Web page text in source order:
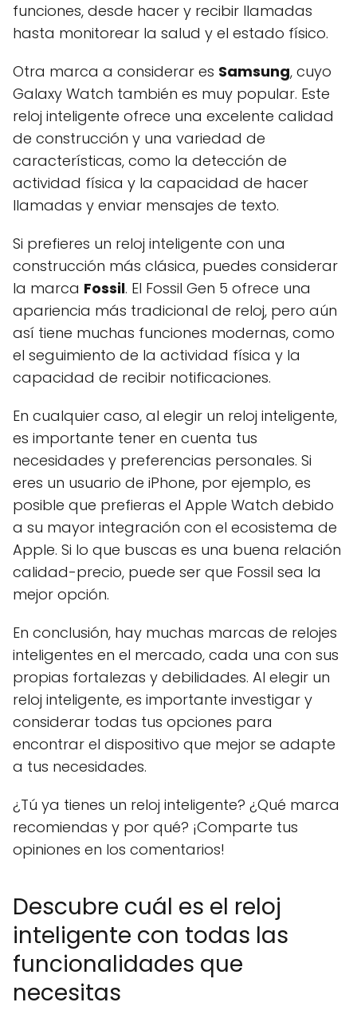
funciones, desde hacer y recibir llamadas
hasta monitorear la salud y el estado físico.
Otra marca a considerar es Samsung, cuyo
Galaxy Watch también es muy popular. Este
reloj inteligente ofrece una excelente calidad
de construcción y una variedad de
características, como la detección de
actividad física y la capacidad de hacer
llamadas y enviar mensajes de texto.
Si prefieres un reloj inteligente con una
construcción más clásica, puedes considerar
la marca Fossil. El Fossil Gen 5 ofrece una
apariencia más tradicional de reloj, pero aún
así tiene muchas funciones modernas, como
el seguimiento de la actividad física y la
capacidad de recibir notificaciones.
En cualquier caso, al elegir un reloj inteligente,
es importante tener en cuenta tus
necesidades y preferencias personales. Si
eres un usuario de iPhone, por ejemplo, es
posible que prefieras el Apple Watch debido
a su mayor integración con el ecosistema de
Apple. Si lo que buscas es una buena relación
calidad-precio, puede ser que Fossil sea la
mejor opción.
En conclusión, hay muchas marcas de relojes
inteligentes en el mercado, cada una con sus
propias fortalezas y debilidades. Al elegir un
reloj inteligente, es importante investigar y
considerar todas tus opciones para
encontrar el dispositivo que mejor se adapte
a tus necesidades.
¿Tú ya tienes un reloj inteligente? ¿Qué marca
recomiendas y por qué? ¡Comparte tus
opiniones en los comentarios!
Descubre cuál es el reloj
inteligente con todas las
funcionalidades que
necesitas